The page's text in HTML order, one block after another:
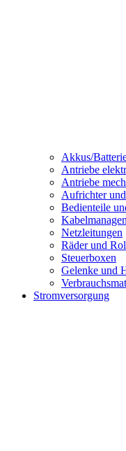
Akkus/
Antriebe
Antriebe
Aufrichter
Bedienteile
Netzleitungen
Räder und
Steuerboxen
Gelenke und
Stromversorgung